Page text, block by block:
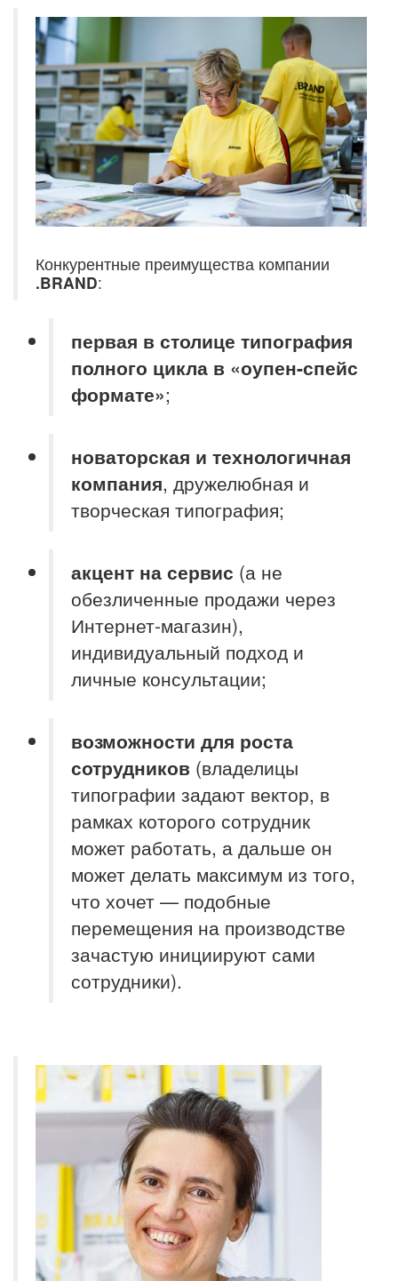
Конкурентные преимущества компании
.BRAND:
первая в столице типография
полного цикла в «оупен-спейс
формате»;
новаторская и технологичная
компания, дружелюбная и
творческая типография;
акцент на сервис (а не
обезличенные продажи через
Интернет-магазин),
индивидуальный подход и
личные консультации;
возможности для роста
сотрудников (владелицы
типографии задают вектор, в
рамках которого сотрудник
может работать, а дальше он
может делать максимум из того,
что хочет — подобные
перемещения на производстве
зачастую инициируют сами
сотрудники).